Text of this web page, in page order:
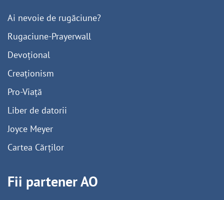
Ai nevoie de rugăciune?
Rugaciune-Prayerwall
Devoțional
Creaționism
Pro-Viață
Liber de datorii
Joyce Meyer
Cartea Cărților
Fii partener AO